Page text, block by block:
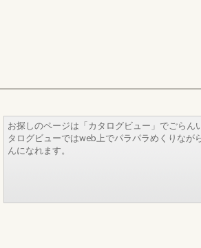
お探しのページは「カタログビュー」でごらん
タログビューではweb上でパラパラめくりなが
んになれます。